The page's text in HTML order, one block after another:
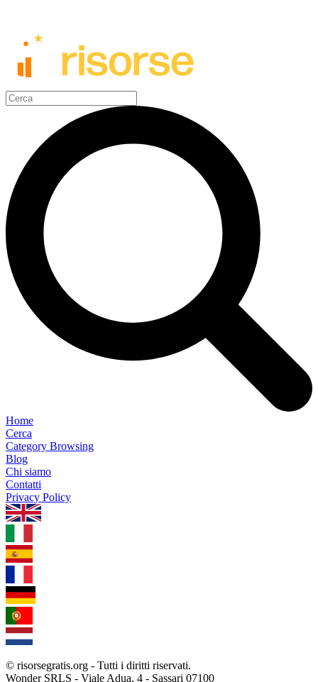
Home
Cerca
Category Browsing
Blog
Chi siamo
Contatti
Privacy Policy
© risorsegratis.org - Tutti i diritti riservati.
Wonder SRLS - Viale Adua, 4 - Sassari 07100